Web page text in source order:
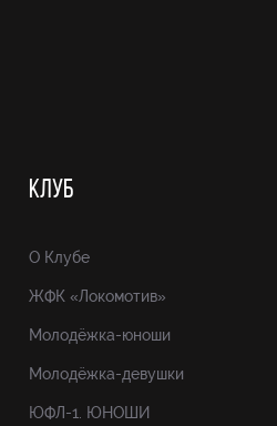
КЛУБ
О Клубе
ЖФК «Локомотив»
Молодёжка-юноши
Молодёжка-девушки
ЮФЛ-1. ЮНОШИ